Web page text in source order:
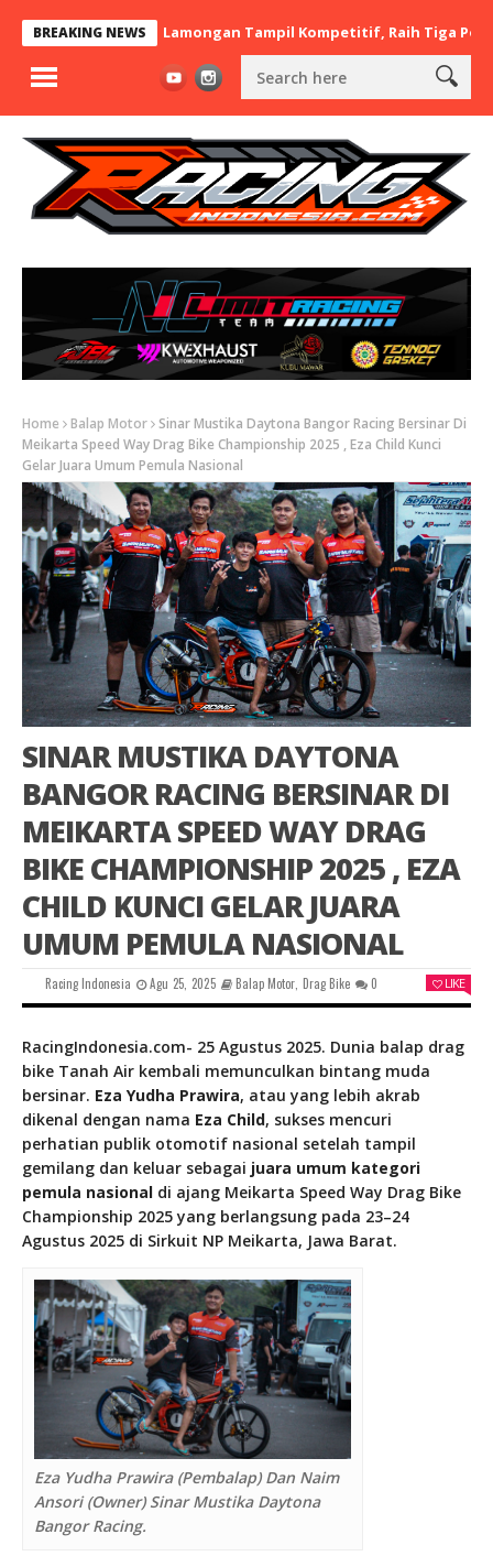
BREAKING NEWS
Asal Lamongan Tampil Kompetitif, Raih Tiga Podium di
Home Balap Motor Sinar Mustika Daytona Bangor Racing Bersinar Di
Meikarta Speed Way Drag Bike Championship 2025 , Eza Child Kunci
Gelar Juara Umum Pemula Nasional
SINAR MUSTIKA DAYTONA
BANGOR RACING BERSINAR DI
MEIKARTA SPEED WAY DRAG
BIKE CHAMPIONSHIP 2025 , EZA
CHILD KUNCI GELAR JUARA
UMUM PEMULA NASIONAL
Racing Indonesia Agu 25, 2025 Balap Motor, Drag Bike 0 LIKE
RacingIndonesia.com- 25 Agustus 2025. Dunia balap drag
bike Tanah Air kembali memunculkan bintang muda
bersinar. Eza Yudha Prawira, atau yang lebih akrab
dikenal dengan nama Eza Child, sukses mencuri
perhatian publik otomotif nasional setelah tampil
gemilang dan keluar sebagai juara umum kategori
pemula nasional di ajang Meikarta Speed Way Drag Bike
Championship 2025yang berlangsung pada 23–24
Agustus 2025 di Sirkuit NP Meikarta, Jawa Barat.
Eza Yudha Prawira (Pembalap) Dan Naim
Ansori (Owner) Sinar Mustika Daytona
Bangor Racing.